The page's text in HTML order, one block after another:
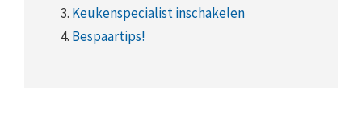
3. Keukenspecialist inschakelen
4. Bespaartips!